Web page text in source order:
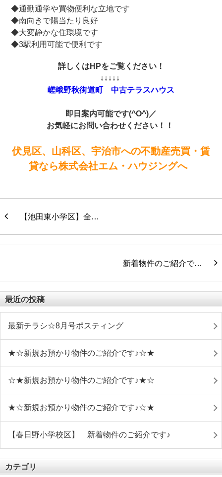
◆通勤通学や買物便利な立地です
◆南向きで陽当たり良好
◆大変静かな住環境です
◆3駅利用可能で便利です
詳しくはHPをご覧ください！
↓↓↓↓↓
嵯峨野秋街道町 中古テラスハウス
即日案内可能です(^O^)／
お気軽にお問い合わせください！！
伏見区、山科区、宇治市への不動産売買・賃
貸なら株式会社エム・ハウジングへ
【池田東小学区】全…
新着物件のご紹介で…
最近の投稿
最新チラシ☆8月号ポスティング
★☆新規お預かり物件のご紹介です♪☆★
☆★新規お預かり物件のご紹介です♪★☆
★☆新規お預かり物件のご紹介です♪☆★
【春日野小学校区】 新着物件のご紹介です♪
カテゴリ